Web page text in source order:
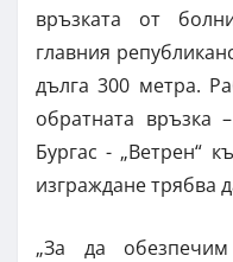
връзката от
главния
дълга 300 метра.
обратната връзка
Бургас - „Ветрен“
изграждане трябва
„За да